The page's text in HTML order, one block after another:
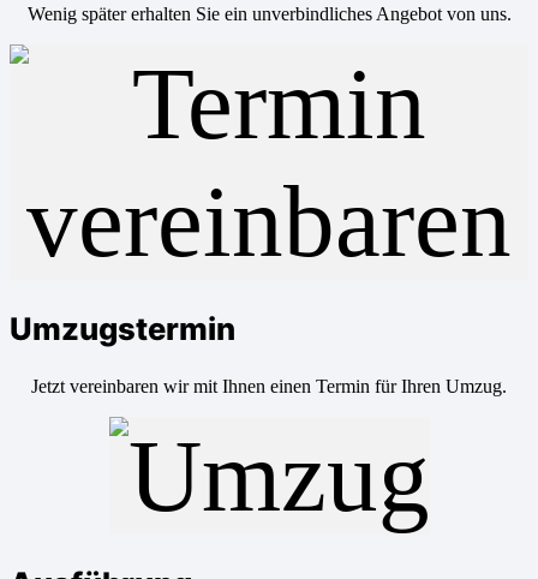
Wenig später erhalten Sie ein unverbindliches Angebot von uns.
Umzugstermin
Jetzt vereinbaren wir mit Ihnen einen Termin für Ihren Umzug.